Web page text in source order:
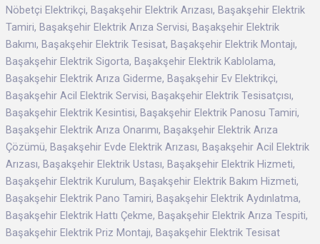
Nöbetçi Elektrikçi, Başakşehir Elektrik Arızası, Başakşehir Elektrik
Tamiri, Başakşehir Elektrik Arıza Servisi, Başakşehir Elektrik
Bakımı, Başakşehir Elektrik Tesisat, Başakşehir Elektrik Montajı,
Başakşehir Elektrik Sigorta, Başakşehir Elektrik Kablolama,
Başakşehir Elektrik Arıza Giderme, Başakşehir Ev Elektrikçi,
Başakşehir Acil Elektrik Servisi, Başakşehir Elektrik Tesisatçısı,
Başakşehir Elektrik Kesintisi, Başakşehir Elektrik Panosu Tamiri,
Başakşehir Elektrik Arıza Onarımı, Başakşehir Elektrik Arıza
Çözümü, Başakşehir Evde Elektrik Arızası, Başakşehir Acil Elektrik
Arızası, Başakşehir Elektrik Ustası, Başakşehir Elektrik Hizmeti,
Başakşehir Elektrik Kurulum, Başakşehir Elektrik Bakım Hizmeti,
Başakşehir Elektrik Pano Tamiri, Başakşehir Elektrik Aydınlatma,
Başakşehir Elektrik Hattı Çekme, Başakşehir Elektrik Arıza Tespiti,
Başakşehir Elektrik Priz Montajı, Başakşehir Elektrik Tesisat